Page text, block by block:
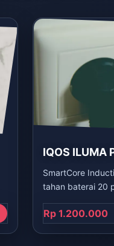
IQOS ILUMA
SmartCore
tahan baterai 20
Rp 1.200.000